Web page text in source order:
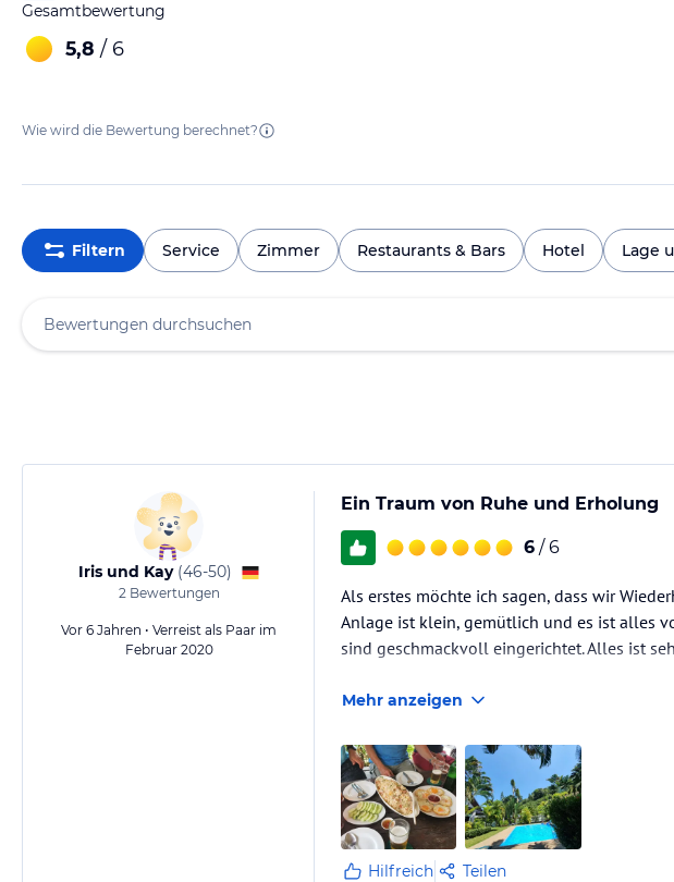
Gesamtbewertung
5,8 / 6
Wie wird die Bewertung berechnet?
Filtern Service Zimmer Restaurants & Bars Hotel Lage
Iris und Kay (46-50)
2Bewertungen
Vor 6 Jahren • Verreist als Paar im
Februar 2020
Ein Traum von Ruhe und Erholung
6 / 6
Als erstes möchte ich sagen, dass wir
Anlage ist klein, gemütlich und es ist alles
sind geschmackvoll eingerichtet. Alles ist
Mehr anzeigen
Hilfreich Teilen